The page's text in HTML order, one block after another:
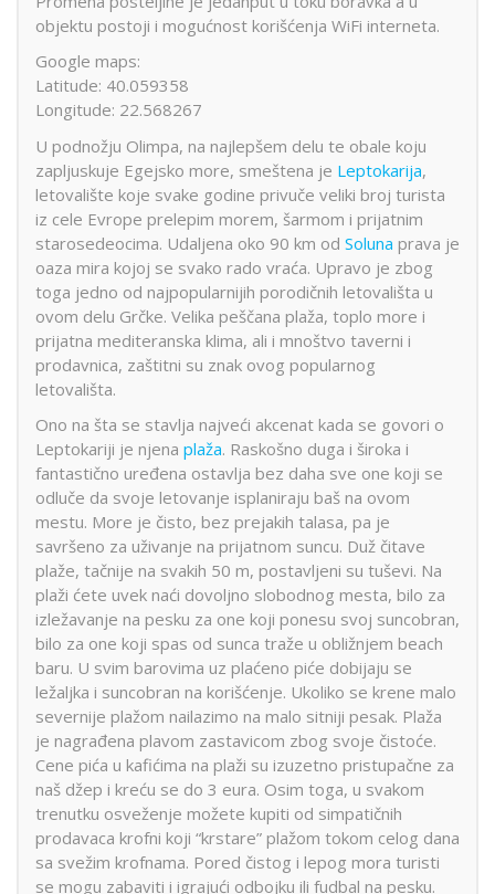
objektu postoji i mogućnost korišćenja WiFi interneta.
Google maps:
Latitude: 40.059358
Longitude: 22.568267
U podnožju Olimpa, na najlepšem delu te obale koju
zapljuskuje Egejsko more, smeštena je Leptokarija,
letovalište koje svake godine privuče veliki broj turista
iz cele Evrope prelepim morem, šarmom i prijatnim
starosedeocima. Udaljena oko 90 km od Soluna prava je
oaza mira kojoj se svako rado vraća. Upravo je zbog
toga jedno od najpopularnijih porodičnih letovališta u
ovom delu Grčke. Velika peščana plaža, toplo more i
prijatna mediteranska klima, ali i mnoštvo taverni i
prodavnica, zaštitni su znak ovog popularnog
letovališta.
Ono na šta se stavlja najveći akcenat kada se govori o
Leptokariji je njena plaža. Raskošno duga i široka i
fantastično uređena ostavlja bez daha sve one koji se
odluče da svoje letovanje isplaniraju baš na ovom
mestu. More je čisto, bez prejakih talasa, pa je
savršeno za uživanje na prijatnom suncu. Duž čitave
plaže, tačnije na svakih 50 m, postavljeni su tuševi. Na
plaži ćete uvek naći dovoljno slobodnog mesta, bilo za
izležavanje na pesku za one koji ponesu svoj suncobran,
bilo za one koji spas od sunca traže u obližnjem beach
baru. U svim barovima uz plaćeno piće dobijaju se
ležaljka i suncobran na korišćenje. Ukoliko se krene malo
severnije plažom nailazimo na malo sitniji pesak. Plaža
je nagrađena plavom zastavicom zbog svoje čistoće.
Cene pića u kafićima na plaži su izuzetno pristupačne za
naš džep i kreću se do 3 eura. Osim toga, u svakom
trenutku osveženje možete kupiti od simpatičnih
prodavaca krofni koji “krstare” plažom tokom celog dana
sa svežim krofnama. Pored čistog i lepog mora turisti
se mogu zabaviti i igrajući odbojku ili fudbal na pesku.